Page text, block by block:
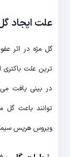
علت ایجاد
گل مژه در اثر
ترین علت
در بینی یافت
توانند باعث گل
ویروس هرپس